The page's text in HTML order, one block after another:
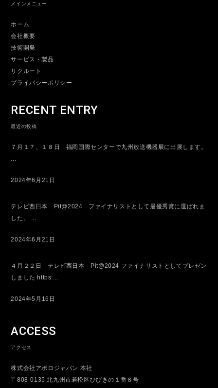
メインメニュー
ホーム
会社概要
技術開発
サービス・製品
リクルート
プライバシーポリシー
RECENT ENTRY
最近の投稿
７月１７、１８日 福岡国際センターで九州放送機器展に出展します。
2024年6月21日
テレビ西日本 Pit@2024 ファイナリストとして最優秀賞に選ばれま
した。 ...
2024年6月21日
４月２２日 テレビ西日本 Pit@2024 ファイナリストとしてプレゼン
しました https:...
2024年5月16日
ACCESS
アクセス
株式会社アポロジャパン 本社
〒808-0135 北九州市若松区ひびきの１番８号